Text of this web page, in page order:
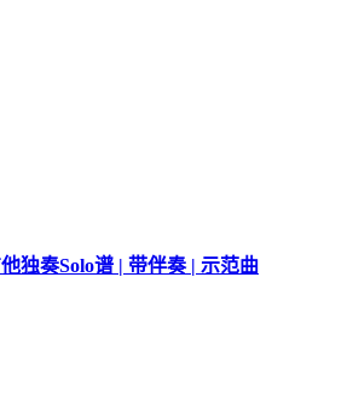
独奏Solo谱 | 带伴奏 | 示范曲